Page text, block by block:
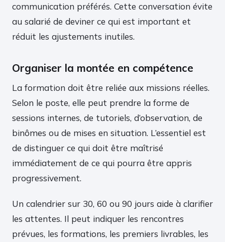
communication préférés. Cette conversation évite
au salarié de deviner ce qui est important et
réduit les ajustements inutiles.
Organiser la montée en compétence
La formation doit être reliée aux missions réelles.
Selon le poste, elle peut prendre la forme de
sessions internes, de tutoriels, d’observation, de
binômes ou de mises en situation. L’essentiel est
de distinguer ce qui doit être maîtrisé
immédiatement de ce qui pourra être appris
progressivement.
Un calendrier sur 30, 60 ou 90 jours aide à clarifier
les attentes. Il peut indiquer les rencontres
prévues, les formations, les premiers livrables, les